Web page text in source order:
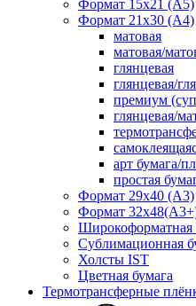
Формат 15х21 (A5)
Формат 21х30 (А4)
матовая
матовая/
глянцевая
глянцевая/
премиум
глянцевая/
арт бумага/
простая
Формат 29х40 (А3)
Формат
Широкоформатная
Сублимационная
Холсты IST
Цветная бумага
Термотрансферные